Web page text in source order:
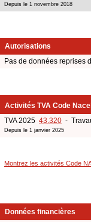
Depuis le 1 novembre 2018
Autorisations
Pas de données reprises
Activités TVA Code
TVA 2025 43.320 -
Depuis le 1 janvier 2025
Montrez les activités Code
Données financières